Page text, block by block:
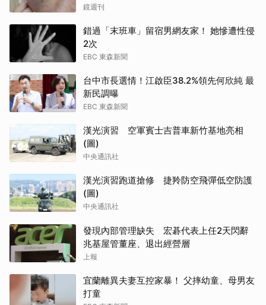
鏡週刊
錯過「末班車」留宿男網友家！ 她慘遭性侵
2次
EBC 東森新聞
台中市長選情！江啟臣38.2%領先何欣純 最
新民調曝
EBC 東森新聞
漢光演習 空軍賓士吉普車新竹基地亮相
(圖)
中央通訊社
漢光演習跑道搶修 捷羚防空飛彈低空防護
(圖)
中央通訊社
發現內部管理缺失 宏碁代表上任2天閃辭
兆基屋管董座、退出經營層
上報
宜蘭離異夫妻互控家暴！ 父摔幼童、母男友
打童